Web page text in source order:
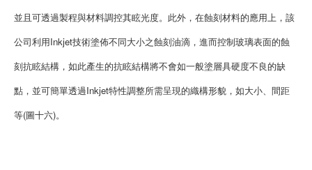
並且可透過製程與材料調控其眩光度。此外，在蝕刻材料的應用上，該
公司利用Inkjet技術塗佈不同大小之蝕刻油滴，進而控制玻璃表面的蝕
刻抗眩結構，如此產生的抗眩結構將不會如一般塗層具硬度不良的缺
點，並可簡單透過Inkjet特性調整所需呈現的織構形貌，如大小、間距
等(圖十六)。